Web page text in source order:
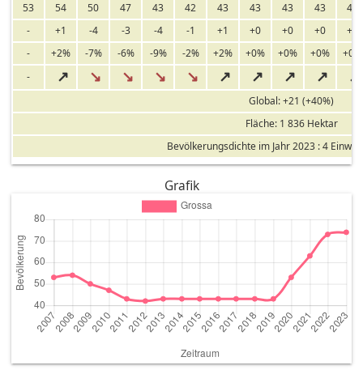
53
54 50 47 43 42 43 43 43 43
43
-
+1 -4 -3 -4 -1 +1 +0 +0 +0
+0
-
+2% -7% -6% -9% -2% +2% +0% +0% +0%
+0%
-
↗ ↘ ↘ ↘ ↘ ↗ ↗ ↗ ↗ ↗
Global: +21 (+40%)
Fläche: 1 836 Hektar
Bevölkerungsdichte im Jahr 2023 : 4
Grafik